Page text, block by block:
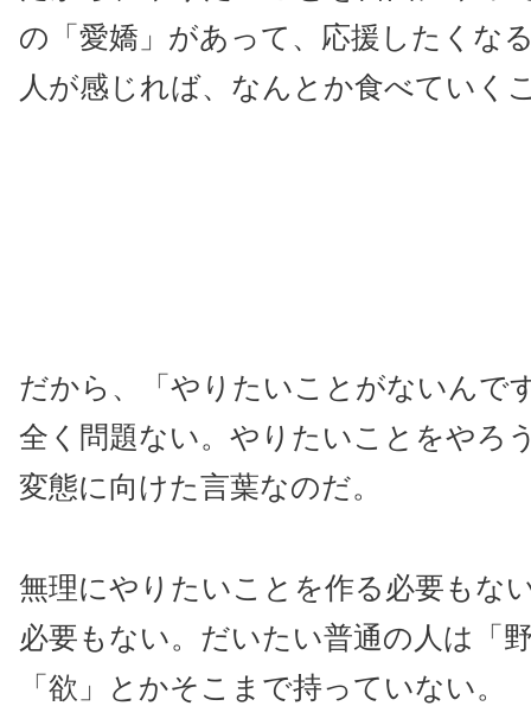
の「愛嬌」があって、応援したくな
人が感じれば、なんとか食べていく
だから、「やりたいことがないんで
全く問題ない。やりたいことをやろ
変態に向けた言葉なのだ。
無理にやりたいことを作る必要もな
必要もない。だいたい普通の人は「
「欲」とかそこまで持っていない。